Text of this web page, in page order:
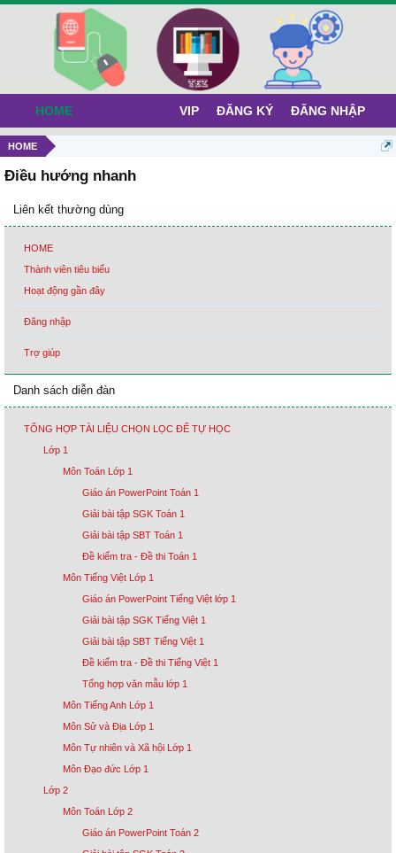
HOME
Điều hướng nhanh
Liên kết thường dùng
HOME
Thành viên tiêu biểu
Hoạt động gần đây
Đăng nhập
Trợ giúp
Danh sách diễn đàn
TỔNG HỢP TÀI LIỆU CHỌN LỌC ĐỂ TỰ HỌC
Lớp 1
Môn Toán Lớp 1
Giáo án PowerPoint Toán 1
Giải bài tập SGK Toán 1
Giải bài tập SBT Toán 1
Đề kiểm tra - Đề thi Toán 1
Môn Tiếng Việt Lớp 1
Giáo án PowerPoint Tiếng Việt lớp 1
Giải bài tập SGK Tiếng Việt 1
Giải bài tập SBT Tiếng Việt 1
Đề kiểm tra - Đề thi Tiếng Việt 1
Tổng hợp văn mẫu lớp 1
Môn Tiếng Anh Lớp 1
Môn Sử và Địa Lớp 1
Môn Tự nhiên và Xã hội Lớp 1
Môn Đạo đức Lớp 1
Lớp 2
Môn Toán Lớp 2
Giáo án PowerPoint Toán 2
HOME VIP ĐĂNG KÝ ĐĂNG NHẬP